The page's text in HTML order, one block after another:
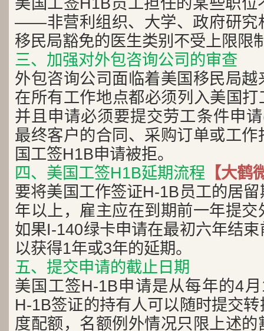
——非营利组织、大学、政府研究
移民局豁免的医生类别不受上限限
三、加强对外包咨询公司的审查
外包咨询公司面临着美国移民局
在所有工作地点都必须列入美国
并且申请必须要提交劳工条件申
最终客户的合同、采购订单或工
国工签H1B申请被拒。
四、美国工签H1B延期流程 【大
要将美国工作签证H-1B员工的居
年以上，雇主应在到期前一年提
如果I-140绿卡申请在最初六年结
以获得1年或3年的延期。
五、提交申请的截止日期
美国工签H-1B申请是从每年的4
H-1B签证的持有人可以随时提交
度配额，名额例外情况只限上述